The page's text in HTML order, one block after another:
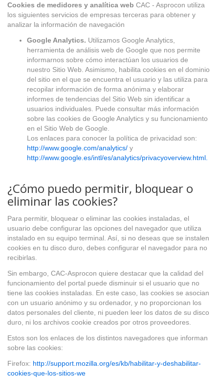
Cookies de medidores y analítica web CAC - Asprocon utiliza
los siguientes servicios de empresas terceras para obtener y
analizar la información de navegación
Google Analytics. Utilizamos Google Analytics,
herramienta de análisis web de Google que nos permite
informarnos sobre cómo interactúan los usuarios de
nuestro Sitio Web. Asimismo, habilita cookies en el dominio
del sitio en el que se encuentra el usuario y las utiliza para
recopilar información de forma anónima y elaborar
informes de tendencias del Sitio Web sin identificar a
usuarios individuales. Puede consultar más información
sobre las cookies de Google Analytics y su funcionamiento
en el Sitio Web de Google.
Los enlaces para conocer la política de privacidad son:
http://www.google.com/analytics/ y
http://www.google.es/intl/es/analytics/privacyoverview.html.
¿Cómo puedo permitir, bloquear o
eliminar las cookies?
Para permitir, bloquear o eliminar las cookies instaladas, el
usuario debe configurar las opciones del navegador que utiliza
instalado en su equipo terminal. Así, si no deseas que se instalen
cookies en tu disco duro, debes configurar el navegador para no
recibirlas.
Sin embargo, CAC-Asprocon quiere destacar que la calidad del
funcionamiento del portal puede disminuir si el usuario que no
tiene las cookies instaladas. En este caso, las cookies se asocian
con un usuario anónimo y su ordenador, y no proporcionan los
datos personales del cliente, ni pueden leer los datos de su disco
duro, ni los archivos cookie creados por otros proveedores.
Estos son los enlaces de los distintos navegadores que informan
sobre las cookies:
Firefox: http://support.mozilla.org/es/kb/habilitar-y-deshabilitar-
cookies-que-los-sitios-we